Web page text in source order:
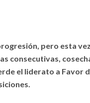
pero esta
consecutivas,
el liderato a Favor